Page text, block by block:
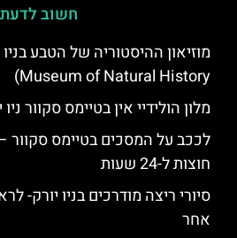
חשוב לדעת
Museum of Natural History)
מלון הולידיי אין בטיימס סקוור ניו
לככב על המסכים בטיימס סקוור
חוצות ל-24 שעות
סיורי ריצה מודרכים בניו יורק-
אחר